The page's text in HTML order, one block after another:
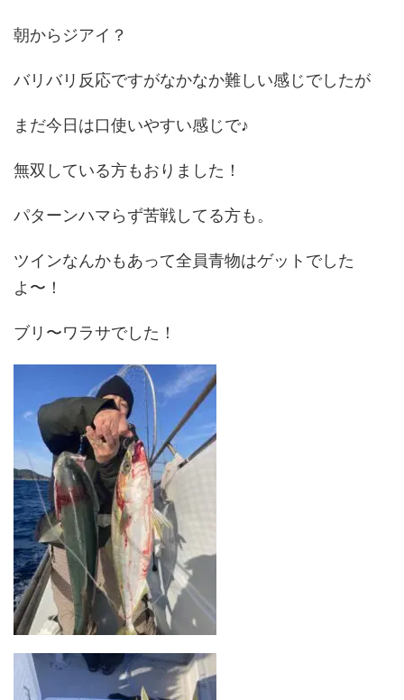
朝からジアイ？
バリバリ反応ですがなかなか難しい感じでしたが
まだ今日は口使いやすい感じで♪
無双している方もおりました！
パターンハマらず苦戦してる方も。
ツインなんかもあって全員青物はゲットでした
よ〜！
ブリ〜ワラサでした！